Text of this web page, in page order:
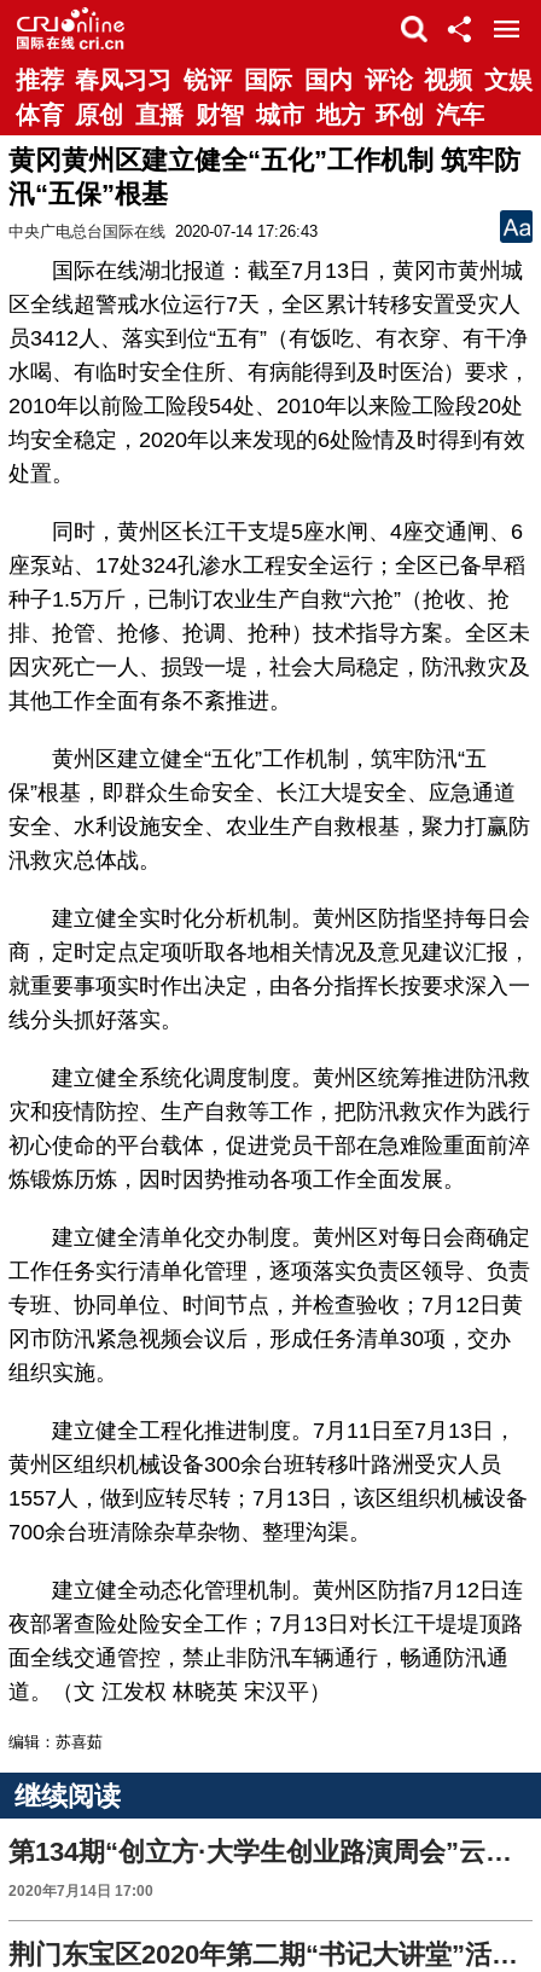
推荐 春风习习 锐评 国际 国内 评论 视频 文娱
体育 原创 直播 财智 城市 地方 环创 汽车
黄冈黄州区建立健全“五化”工作机制 筑牢防
汛“五保”根基
中央广电总台国际在线 2020-07-14 17:26:43
国际在线湖北报道：截至7月13日，黄冈市黄州城
区全线超警戒水位运行7天，全区累计转移安置受灾人
员3412人、落实到位“五有”（有饭吃、有衣穿、有干净
水喝、有临时安全住所、有病能得到及时医治）要求，
2010年以前险工险段54处、2010年以来险工险段20处
均安全稳定，2020年以来发现的6处险情及时得到有效
处置。
同时，黄州区长江干支堤5座水闸、4座交通闸、6
座泵站、17处324孔渗水工程安全运行；全区已备早稻
种子1.5万斤，已制订农业生产自救“六抢”（抢收、抢
排、抢管、抢修、抢调、抢种）技术指导方案。全区未
因灾死亡一人、损毁一堤，社会大局稳定，防汛救灾及
其他工作全面有条不紊推进。
黄州区建立健全“五化”工作机制，筑牢防汛“五
保”根基，即群众生命安全、长江大堤安全、应急通道
安全、水利设施安全、农业生产自救根基，聚力打赢防
汛救灾总体战。
建立健全实时化分析机制。黄州区防指坚持每日会
商，定时定点定项听取各地相关情况及意见建议汇报，
就重要事项实时作出决定，由各分指挥长按要求深入一
线分头抓好落实。
建立健全系统化调度制度。黄州区统筹推进防汛救
灾和疫情防控、生产自救等工作，把防汛救灾作为践行
初心使命的平台载体，促进党员干部在急难险重面前淬
炼锻炼历炼，因时因势推动各项工作全面发展。
建立健全清单化交办制度。黄州区对每日会商确定
工作任务实行清单化管理，逐项落实负责区领导、负责
专班、协同单位、时间节点，并检查验收；7月12日黄
冈市防汛紧急视频会议后，形成任务清单30项，交办
组织实施。
建立健全工程化推进制度。7月11日至7月13日，
黄州区组织机械设备300余台班转移叶路洲受灾人员
1557人，做到应转尽转；7月13日，该区组织机械设备
700余台班清除杂草杂物、整理沟渠。
建立健全动态化管理机制。黄州区防指7月12日连
夜部署查险处险安全工作；7月13日对长江干堤堤顶路
面全线交通管控，禁止非防汛车辆通行，畅通防汛通
道。（文 江发权 林晓英 宋汉平）
编辑：苏喜茹
继续阅读
第134期“创立方·大学生创业路演周会”云路演启动
2020年7月14日 17:00
荆门东宝区2020年第二期“书记大讲堂”活动开讲